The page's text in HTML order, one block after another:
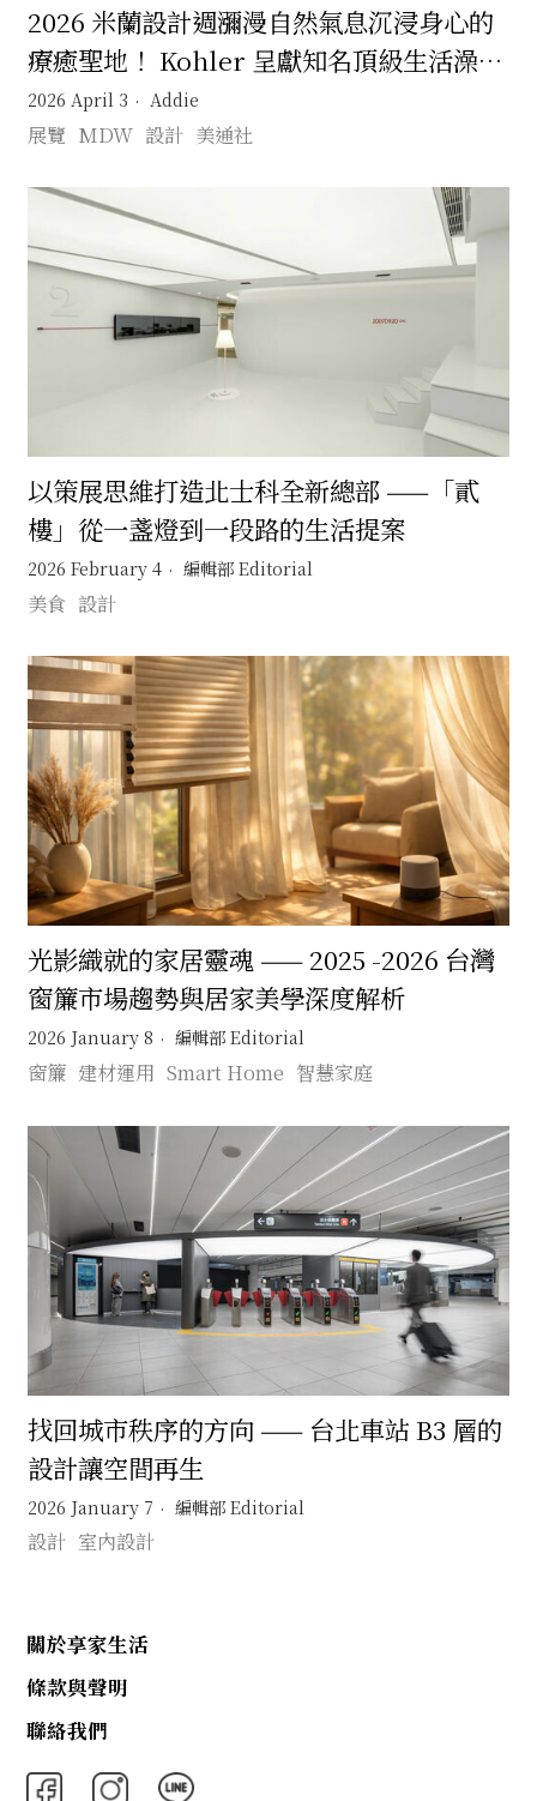
2026 米蘭設計週瀰漫自然氣息沉浸身心的
療癒聖地！ Kohler 呈獻知名頂級生活澡堂
Flamingo Estate Bathhouse
2026 April 3 Addie
展覽 MDW 設計 美通社
以策展思維打造北士科全新總部 ——「貳
樓」從一盞燈到一段路的生活提案
2026 February 4 編輯部 Editorial
美食 設計
光影織就的家居靈魂 —— 2025 -2026 台灣
窗簾市場趨勢與居家美學深度解析
2026 January 8 編輯部 Editorial
窗簾 建材運用 Smart Home 智慧家庭
找回城市秩序的方向 —— 台北車站 B3 層的
設計讓空間再生
2026 January 7 編輯部 Editorial
設計 室內設計
關於享家生活
條款與聲明
聯絡我們